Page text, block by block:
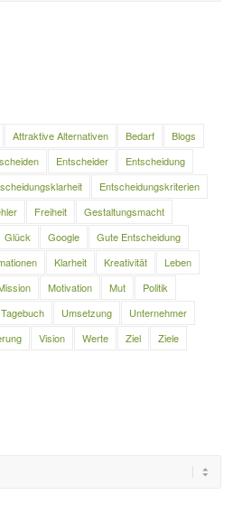
Attraktive Alternativen Bedarf
Blogs
Entscheider
Entscheidung
Entscheidungskriterien
Freiheit
Gestaltungsmacht
Glück Google
Gute Entscheidung
Klarheit Kreativität
Leben
Motivation Mut
Politik
Tagebuch Umsetzung
Unternehmer
Vision Werte Ziel Ziele